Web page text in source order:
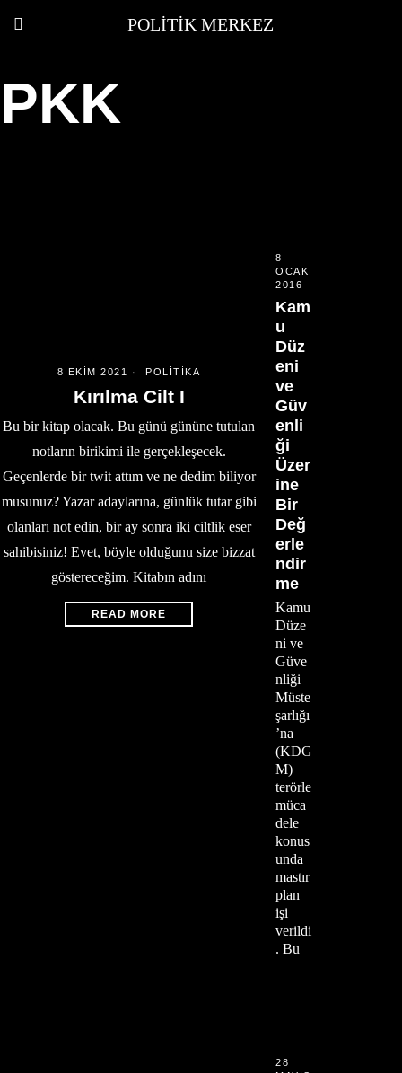
POLITIK MERKEZ
PKK
8 EKIM 2021 POLITIKA
Kırılma Cilt I
Bu bir kitap olacak. Bu günü gününe tutulan
notların birikimi ile gerçekleşecek.
Geçenlerde bir twit attım ve ne dedim biliyor
musunuz? Yazar adaylarına, günlük tutar gibi
olanları not edin, bir ay sonra iki ciltlik eser
sahibisiniz! Evet, böyle olduğunu size bizzat
göstereceğim. Kitabın adını
READ MORE
8
OCAK
2016
Kam
u
Düz
eni
ve
Güv
enli
ği
Üzer
ine
Bir
Değ
erle
ndir
me
Kamu
Düze
ni ve
Güve
nliği
Müste
şarlığı
’na
(KDG
M)
terörle
müca
dele
konus
unda
mastır
plan
işi
verildi
. Bu
28